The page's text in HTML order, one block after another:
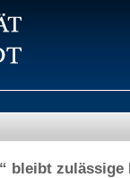
bleibt